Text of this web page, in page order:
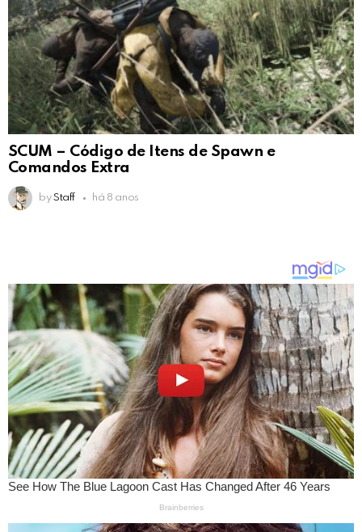
SCUM – Código de Itens de Spawn e
Comandos Extra
by Staff há 8 anos